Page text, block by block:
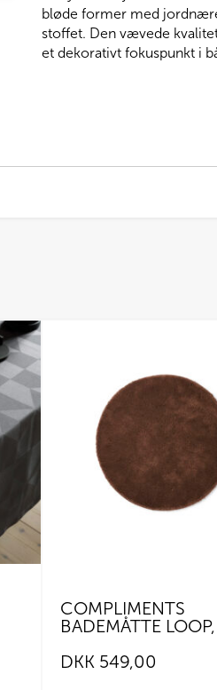
bløde former med
stoffet. Den vævede
et dekorativt fokuspunkt i
antal
COMPLIMENTS
BADEMÅTTE
DKK 549,00